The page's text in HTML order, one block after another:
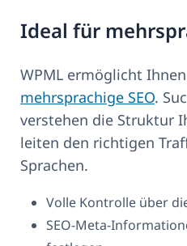
Ideal für
WPML ermöglicht
mehrsprachige SEO.
verstehen die Struktur
leiten den richtigen
Sprachen.
Volle Kontrolle über
SEO-Meta-